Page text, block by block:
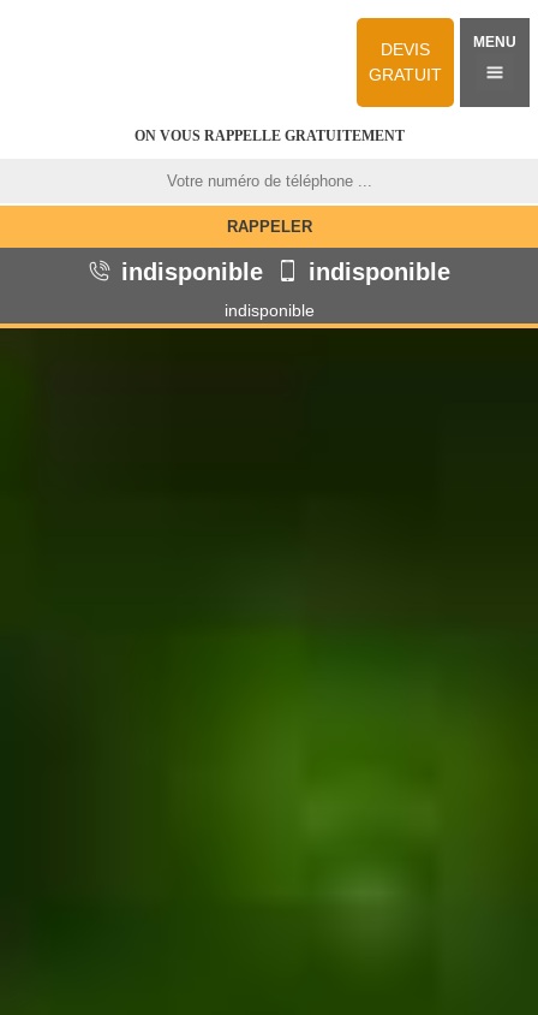
DEVIS
GRATUIT
MENU
ON VOUS RAPPELLE GRATUITEMENT
indisponible indisponible
indisponible